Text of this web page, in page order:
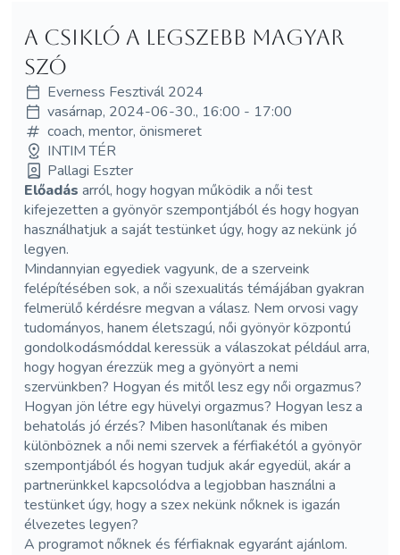
A csikló a legszebb magyar
szó
Everness Fesztivál 2024
vasárnap, 2024-06-30., 16:00 - 17:00
coach, mentor, önismeret
INTIM TÉR
Pallagi Eszter
Előadás arról, hogy hogyan működik a női test
kifejezetten a gyönyör szempontjából és hogy hogyan
használhatjuk a saját testünket úgy, hogy az nekünk jó
legyen.
Mindannyian egyediek vagyunk, de a szerveink
felépítésében sok, a női szexualitás témájában gyakran
felmerülő kérdésre megvan a válasz. Nem orvosi vagy
tudományos, hanem életszagú, női gyönyör központú
gondolkodásmóddal keressük a válaszokat például arra,
hogy hogyan érezzük meg a gyönyört a nemi
szervünkben? Hogyan és mitől lesz egy női orgazmus?
Hogyan jön létre egy hüvelyi orgazmus? Hogyan lesz a
behatolás jó érzés? Miben hasonlítanak és miben
különböznek a női nemi szervek a férfiakétól a gyönyör
szempontjából és hogyan tudjuk akár egyedül, akár a
partnerünkkel kapcsolódva a legjobban használni a
testünket úgy, hogy a szex nekünk nőknek is igazán
élvezetes legyen?
A programot nőknek és férfiaknak egyaránt ajánlom.